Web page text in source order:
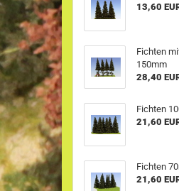
13,60
Fichten
150mm
28,40
Fichten
21,60
Fichten
21,60